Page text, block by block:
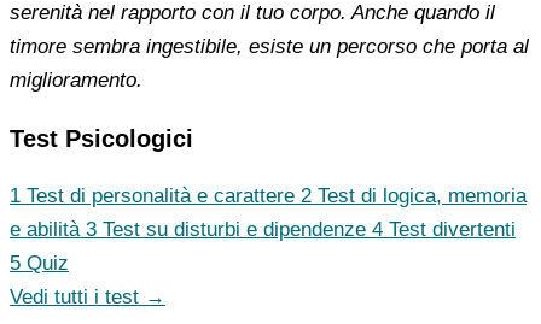
serenità nel rapporto con il tuo corpo. Anche quando il
timore sembra ingestibile, esiste un percorso che porta al
miglioramento.
Test Psicologici
1 Test di personalità e carattere 2 Test di logica, memoria
e abilità 3 Test su disturbi e dipendenze 4 Test divertenti
5 Quiz
Vedi tutti i test →